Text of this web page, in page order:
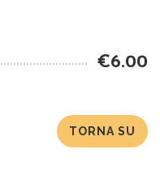
€6.00
TORNA SU